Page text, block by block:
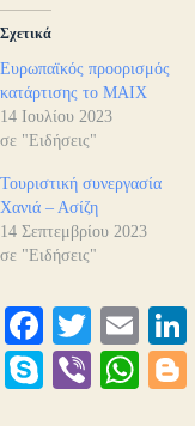
Σχετικά
Ευρωπαϊκός προορισμός
κατάρτισης το ΜΑΙΧ
14 Ιουλίου 2023
σε "Ειδήσεις"
Τουριστική συνεργασία
Χανιά – Ασίζη
14 Σεπτεμβρίου 2023
σε "Ειδήσεις"
Fa
ce
bo
T
wi
tte
E
m
ail
S
Vi
W